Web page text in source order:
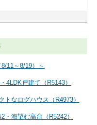
11～8/19）～
4LDK戸建て（R5143）
なログハウス（R4973）
海望む高台（R5242）